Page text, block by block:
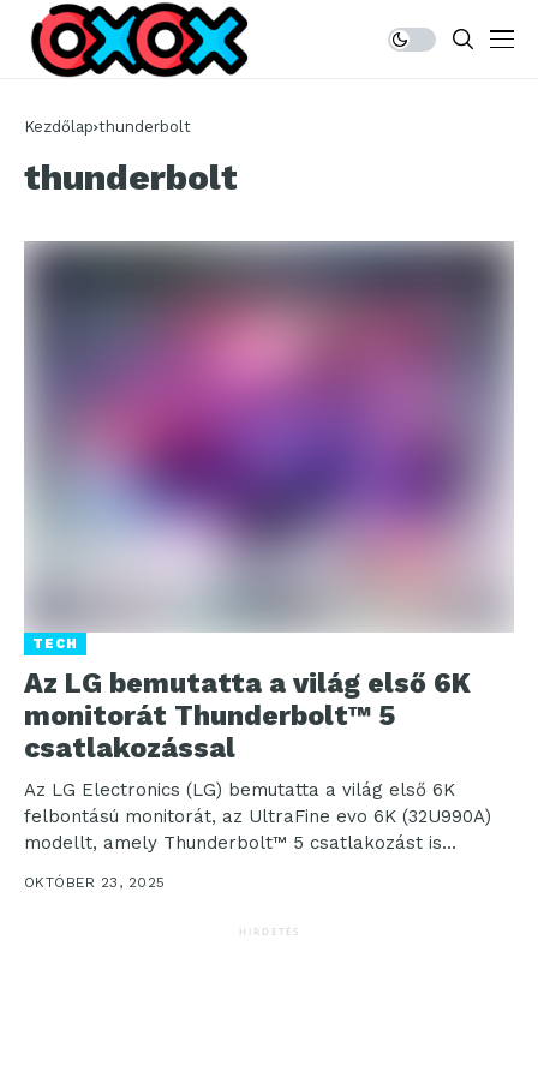
Kezdőlap thunderbolt
thunderbolt
TECH
Az LG bemutatta a világ első 6K
monitorát Thunderbolt™ 5
csatlakozással
Az LG Electronics (LG) bemutatta a világ első 6K
felbontású monitorát, az UltraFine evo 6K (32U990A)
modellt, amely Thunderbolt™ 5 csatlakozást is
lehetővé...
OKTÓBER 23, 2025
HIRDETÉS